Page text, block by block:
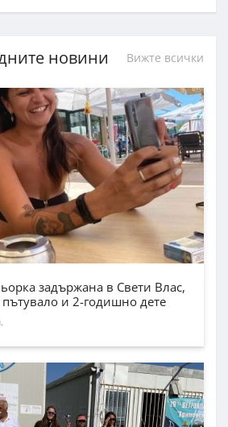
новини Вижте всички
задържана в Свети Влас,
и 2-годишно дете